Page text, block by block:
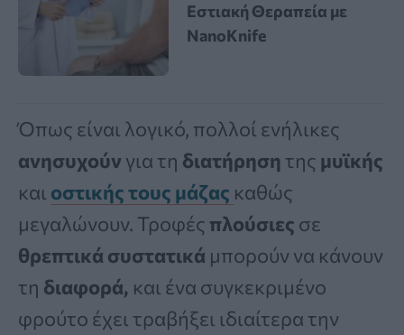
Εστιακή Θεραπεία με
NanoKnife
Όπως είναι λογικό, πολλοί ενήλικες
ανησυχούν για τη διατήρηση της μυϊκής
και οστικήςτους μάζας καθώς
μεγαλώνουν. Τροφές πλούσιες σε
θρεπτικά συστατικά μπορούν να κάνουν
τη διαφορά, και ένα συγκεκριμένο
φρούτο έχει τραβήξει ιδιαίτερα την